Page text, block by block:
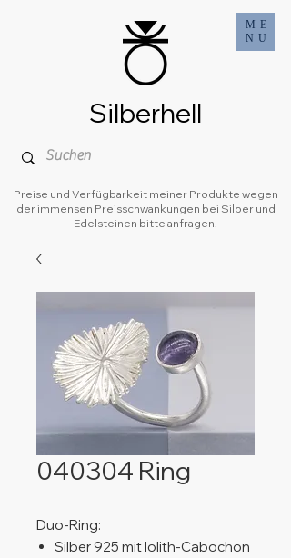
ME
NU
Preise und Verfügbarkeit meiner Produkte wegen
der immensen Preisschwankungen bei Silber und
Edelsteinen bitte anfragen!
Silberhell
040304 Ring
Duo-Ring:
Silber 925 mit Iolith-Cabochon